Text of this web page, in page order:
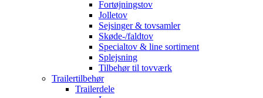
Fortøjningstov
Jolletov
Sejsinger & tovsamler
Skøde-/faldtov
Specialtov & line sortiment
Splejsning
Tilbehør til tovværk
Trailertilbehør
Trailerdele